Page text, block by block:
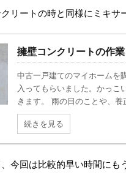
リートの時と同様にミキサ
擁壁コンクリートの作
中古一戸建てのマイホームを
入ってもらいました。かっこ
きます。 雨の日のことや、養
続きを見る
今回は比較的早い時間にも